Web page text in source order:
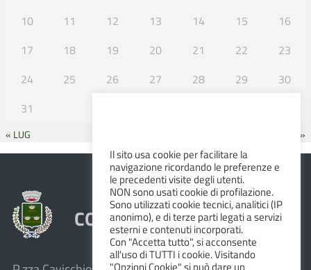
10
11 12 13 14 15
16
17
18 19 20 21 22
23
24
25 26 27 28 29
30
31
« LUG SET »
COMUNE DI ALBINEA
Il sito usa cookie per facilitare la
navigazione ricordando le preferenze e
le precedenti visite degli utenti.
NON sono usati cookie di profilazione.
Sono utilizzati cookie tecnici, analitici (IP
anonimo), e di terze parti legati a servizi
esterni e contenuti incorporati.
Con "Accetta tutto", si acconsente
all'uso di TUTTI i cookie. Visitando
"Opzioni Cookie" si può dare un